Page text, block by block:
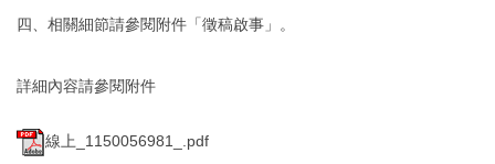
四、相關細節請參閱附件「徵稿啟事」。
詳細內容請參閱附件
線上_1150056981_.pdf